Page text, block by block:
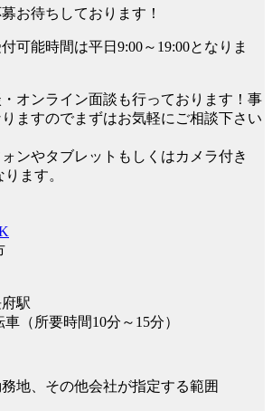
お待ちしております！
可能時間は平日9:00～19:00となりま
オンライン面談も行っております！事
ますのでまずはお気軽にご相談下さい
ンやタブレットもしくはカメラ付き
ます。
駅
（所要時間10分～15分）
地、その他会社が指定する範囲